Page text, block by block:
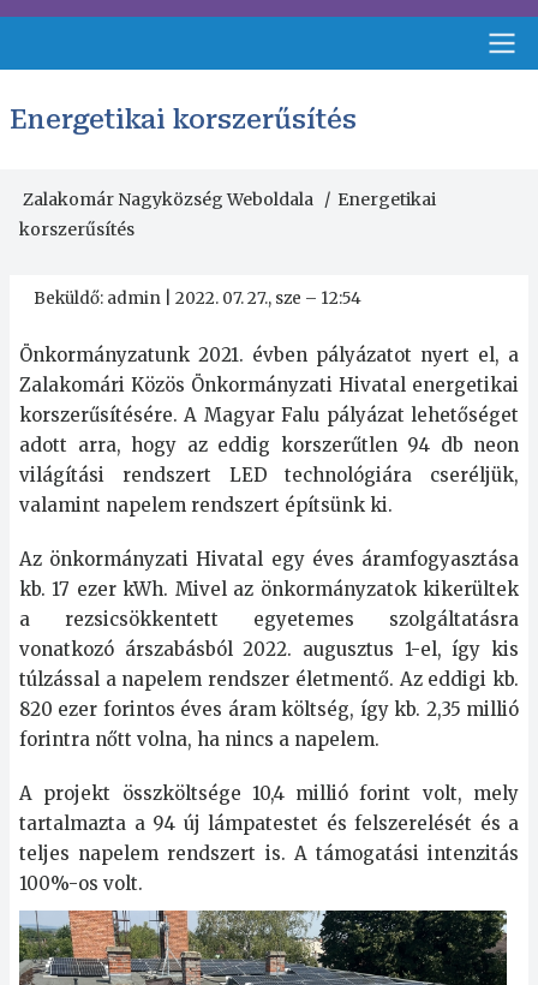
Ugrás
Fejléc
Energetikai korszerűsítés
Morzsa
Zalakomár Nagyközség Weboldala
Energetikai
korszerűsítés
Beküldő: admin 2022. 07. 27., sze – 12:54
Önkormányzatunk 2021. évben pályázatot nyert el, a
Zalakomári Közös Önkormányzati Hivatal energetikai
korszerűsítésére. A Magyar Falu pályázat lehetőséget
adott arra, hogy az eddig korszerűtlen 94 db neon
világítási rendszert LED technológiára cseréljük,
valamint napelem rendszert építsünk ki.
Az önkormányzati Hivatal egy éves áramfogyasztása
kb. 17 ezer kWh. Mivel az önkormányzatok kikerültek
a rezsicsökkentett egyetemes szolgáltatásra
vonatkozó árszabásból 2022. augusztus 1-el, így kis
túlzással a napelem rendszer életmentő. Az eddigi kb.
820 ezer forintos éves áram költség, így kb. 2,35 millió
forintra nőtt volna, ha nincs a napelem.
A projekt összköltsége 10,4 millió forint volt, mely
tartalmazta a 94 új lámpatestet és felszerelését és a
teljes napelem rendszert is. A támogatási intenzitás
100%-os volt.